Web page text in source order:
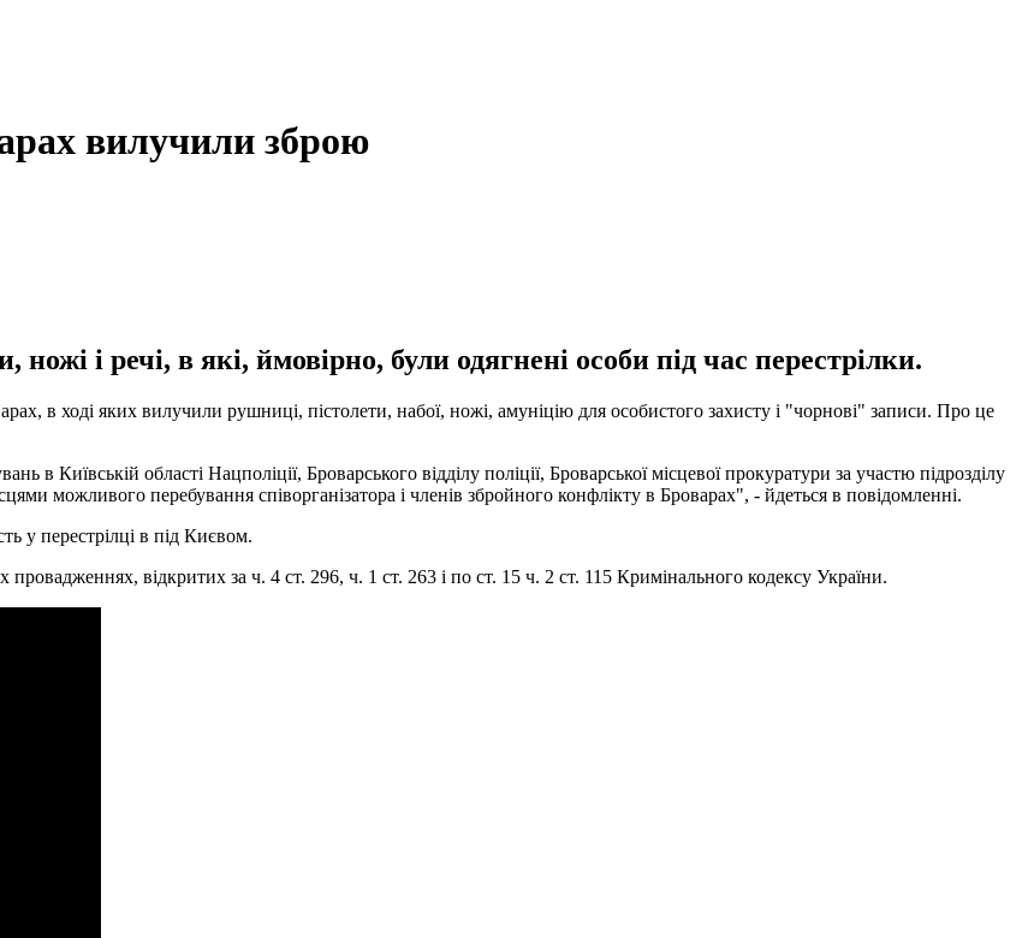
вилучили зброю
і речі, в які, ймовірно, були одягнені особи під час перестрілки.
в ході яких вилучили рушниці, пістолети, набої, ножі, амуніцію для особистого захисту і "чорнові" записи. Про це
в Київській області Нацполіції, Броварського відділу поліції, Броварської місцевої прокуратури за участю підрозділу
можливого перебування співорганізатора і членів збройного конфлікту в Броварах", - йдеться в повідомленні.
у перестрілці в під Києвом.
відкритих за ч. 4 ст. 296, ч. 1 ст. 263 і по ст. 15 ч. 2 ст. 115 Кримінального кодексу України.